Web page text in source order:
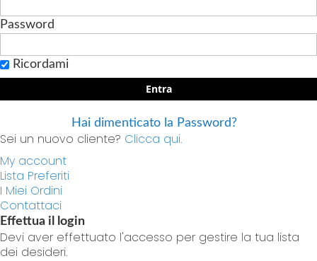
Password
Ricordami
Entra
Hai dimenticato la Password?
Sei un nuovo cliente? Clicca qui.
My account
Lista Preferiti
I Miei Ordini
Contattaci
Effettua il login
Devi aver effettuato l'accesso per gestire la tua lista
dei desideri.